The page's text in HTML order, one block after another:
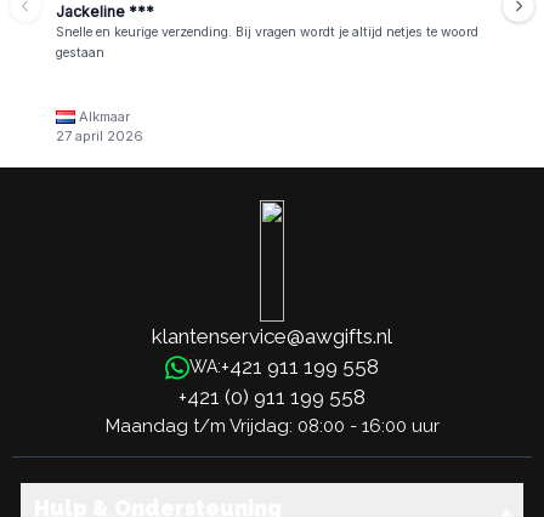
Jackeline ***
Snelle en keurige verzending. Bij vragen wordt je altijd netjes te woord
gestaan
Alkmaar
27 april 2026
klantenservice@awgifts.nl
WA:+421 911 199 558
+421 (0) 911 199 558
Maandag t/m Vrijdag: 08:00 - 16:00 uur